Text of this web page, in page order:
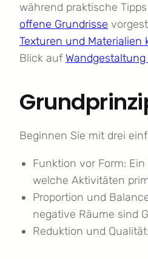
während praktische
offene Grundrisse
Texturen und Materialien
Blick auf
Beginnen Sie mit drei
Funktion vor Form:
welche Aktivitäten
Proportion und
negative Räume sind
Reduktion und